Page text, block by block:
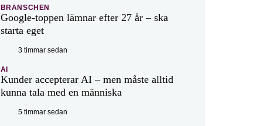
BRANSCHEN
Google-toppen lämnar efter 27 år – ska
starta eget
3 timmar sedan
AI
Kunder accepterar AI – men måste alltid
kunna tala med en människa
5 timmar sedan